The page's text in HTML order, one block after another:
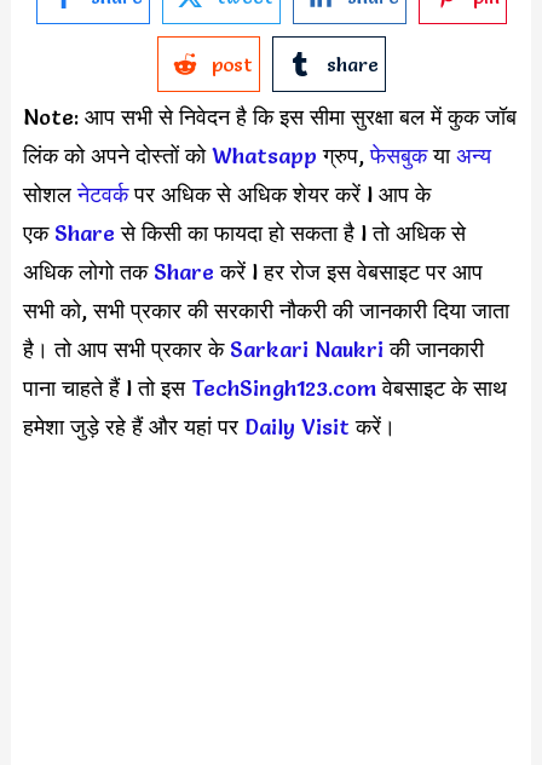
post share
Note: आप सभी से निवेदन है कि इस सीमा सुरक्षा बल में कुक जॉब
लिंक को अपने दोस्तों कोWhatsapp ग्रुप,फेसबुकयाअन्य
सोशलनेटवर्कपर अधिक से अधिक शेयर करें l आप के
एक Shareसे किसी का फायदा हो सकता है l तो अधिक से
अधिक लोगो तकShareकरें l हर रोज इस वेबसाइट पर आप
सभी को, सभी प्रकार की सरकारी नौकरी की जानकारी दिया जाता
है। तो आप सभी प्रकार केSarkari Naukri की जानकारी
पाना चाहते हैं l तो इस TechSingh123.comवेबसाइट के साथ
हमेशा जुड़े रहे हैं और यहां पर Daily Visit करें।